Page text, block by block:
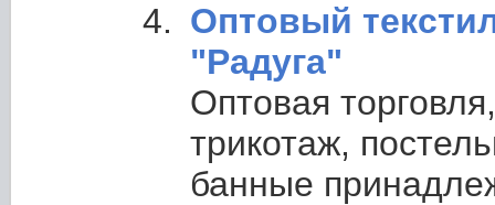
Оптовый
"Радуга"
Оптовая
трикотаж,
банные